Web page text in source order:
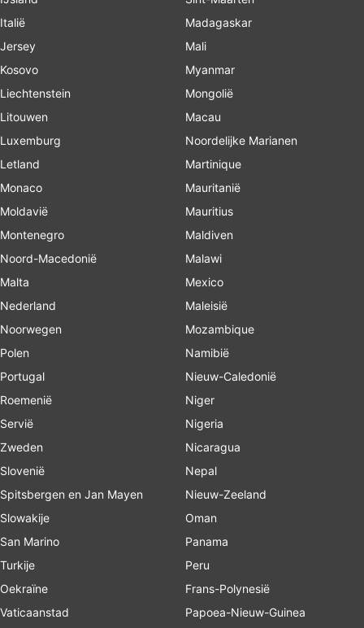
Italië
Jersey
Kosovo
Liechtenstein
Litouwen
Luxemburg
Letland
Monaco
Moldavië
Montenegro
Noord-Macedonië
Malta
Nederland
Noorwegen
Polen
Portugal
Roemenië
Servië
Zweden
Slovenië
Spitsbergen en Jan Mayen
Slowakije
San Marino
Turkije
Oekraïne
Vaticaanstad
Madagaskar
Mali
Myanmar
Mongolië
Macau
Noordelijke Marianen
Martinique
Mauritanië
Mauritius
Maldiven
Malawi
Mexico
Maleisië
Mozambique
Namibië
Nieuw-Caledonië
Niger
Nigeria
Nicaragua
Nepal
Nieuw-Zeeland
Oman
Panama
Peru
Frans-Polynesië
Papoea-Nieuw-Guinea